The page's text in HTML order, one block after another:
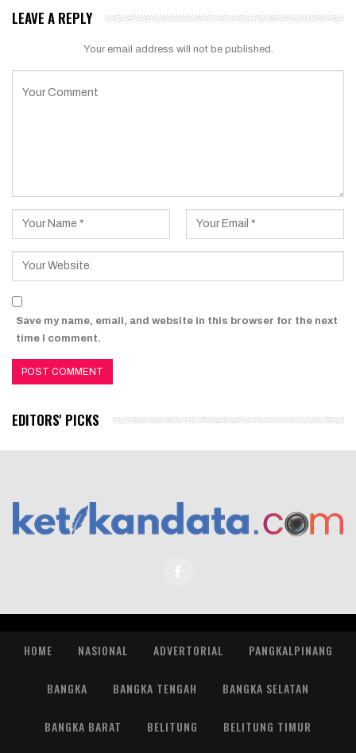
LEAVE A REPLY
Your email address will not be published.
Save my name, email, and website in this browser for the next
time I comment.
EDITORS' PICKS
HOME NASIONAL ADVERTORIAL PANGKALPINANG
BANGKA BANGKA TENGAH BANGKA SELATAN
BANGKA BARAT BELITUNG BELITUNG TIMUR